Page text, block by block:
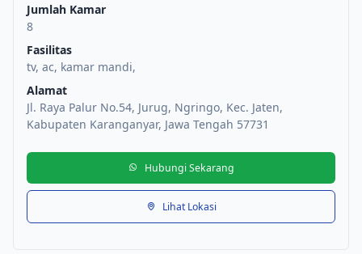
Jumlah Kamar
8
Fasilitas
tv, ac, kamar mandi,
Alamat
Jl. Raya Palur No.54, Jurug, Ngringo, Kec. Jaten,
Kabupaten Karanganyar, Jawa Tengah 57731
Hubungi Sekarang
Lihat Lokasi